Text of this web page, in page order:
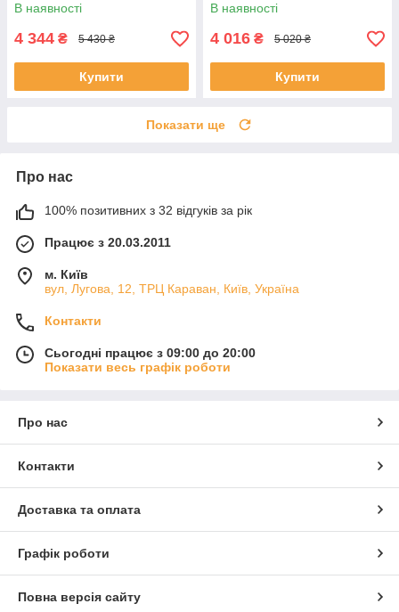
В наявності
4 344 ₴ 5 430 ₴
Купити
В наявності
4 016 ₴ 5 020 ₴
Купити
Показати ще
Про нас
100% позитивних з 32 відгуків за рік
Працює з 20.03.2011
м. Київ
вул, Лугова, 12, ТРЦ Караван, Київ, Україна
Контакти
Сьогодні працює з 09:00 до 20:00
Показати весь графік роботи
Про нас
Контакти
Доставка та оплата
Графік роботи
Повна версія сайту